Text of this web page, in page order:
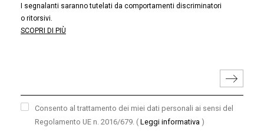
I segnalanti saranno tutelati da comportamenti discriminatori
o ritorsivi.
SCOPRI DI PIÙ
Consento al trattamento dei miei dati personali ai sensi del
Regolamento UE n. 2016/679. ( Leggi informativa )